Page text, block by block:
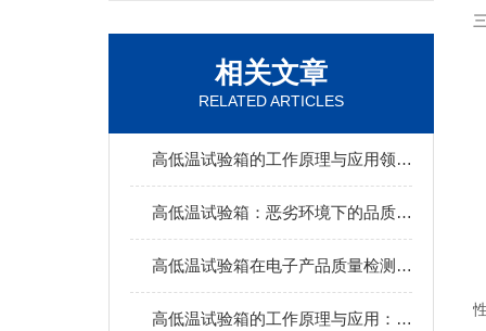
相关文章
RELATED ARTICLES
高低温试验箱的工作原理与应用领域详解
高低温试验箱：恶劣环境下的品质试炼场
高低温试验箱在电子产品质量检测中的重要作用
高低温试验箱的工作原理与应用：测试材料耐温性能